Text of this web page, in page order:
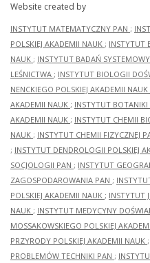
Website created by
INSTYTUT MATEMATYCZNY PAN ;
POLSKIEJ AKADEMII NAUK ; INSTYTUT
NAUK ; INSTYTUT BADAŃ
LEŚNICTWA ; INSTYTUT BIOLOGII
NENCKIEGO POLSKIEJ AKADEMII NAUK
AKADEMII NAUK ; INSTYTUT BOTANIKI
AKADEMII NAUK ; INSTYTUT CHEMII
NAUK ; INSTYTUT CHEMII FIZYCZNEJ
; INSTYTUT DENDROLOGII POLSKIEJ
SOCJOLOGII PAN ; INSTYTUT
ZAGOSPODAROWANIA PAN ;
POLSKIEJ AKADEMII NAUK ; INSTYTUT
NAUK ; INSTYTUT MEDYCYNY
MOSSAKOWSKIEGO POLSKIEJ
PRZYRODY POLSKIEJ AKADEMII NAUK ;
PROBLEMÓW TECHNIKI PAN ;